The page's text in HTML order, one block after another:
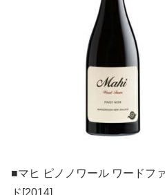
■マヒ ピノノワール ワードフ
ド[2014]